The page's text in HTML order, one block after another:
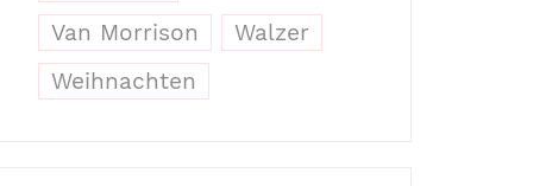
Van Morrison
Walzer
Weihnachten